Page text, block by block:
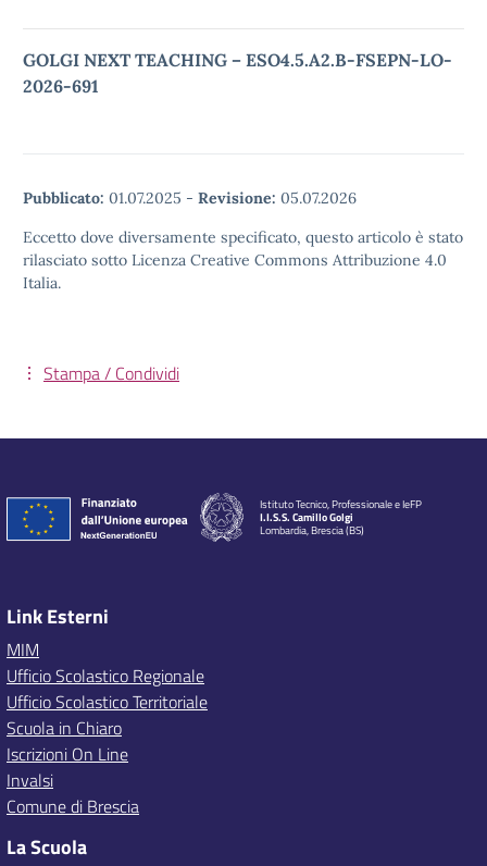
GOLGI NEXT TEACHING – ESO4.5.A2.B-FSEPN-LO-
2026-691
Pubblicato: 01.07.2025 - Revisione: 05.07.2026
Eccetto dove diversamente specificato, questo articolo è stato
rilasciato sotto Licenza Creative Commons Attribuzione 4.0
Italia.
Stampa / Condividi
Istituto Tecnico, Professionale e IeFP
I.I.S.S. Camillo Golgi
Lombardia, Brescia (BS)
Link Esterni
MIM
Ufficio Scolastico Regionale
Ufficio Scolastico Territoriale
Scuola in Chiaro
Iscrizioni On Line
Invalsi
Comune di Brescia
La Scuola